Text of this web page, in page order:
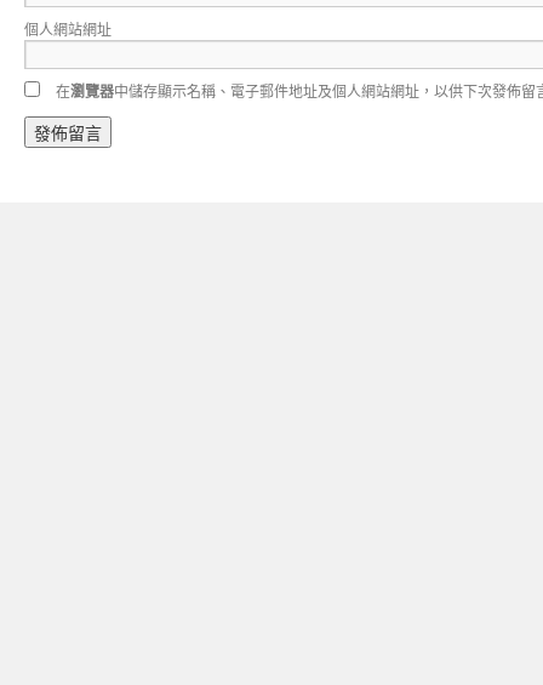
個人網站網址
在瀏覽器中儲存顯示名稱、電子郵件地址及個人網站網址，以供下次發佈留